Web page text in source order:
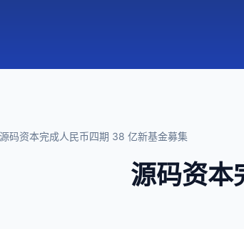
源码资本完成人民币四期 38 亿新基金募集
源码资本